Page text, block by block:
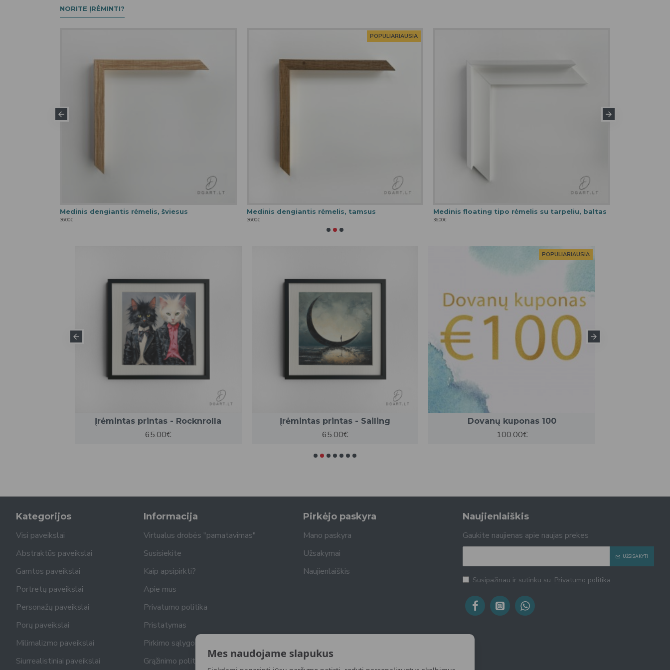
Mes naudojame slapukus
NORITE ĮRĖMINTI?
Medinis dengiantis rėmelis, šviesus
36.00€
POPULIARIAUSIA
Medinis dengiantis rėmelis, tamsus
36.00€
Medinis floating tipo rėmelis su tarpeliu, baltas
36.00€
Įrėmintas printas - Rocknrolla
65.00€
Įrėmintas printas - Sailing
65.00€
POPULIARIAUSIA
Dovanų kuponas 100
100.00€
Kategorijos
Visi paveikslai
Abstraktūs paveikslai
Gamtos paveikslai
Portretų paveikslai
Personažų paveikslai
Porų paveikslai
Milimalizmo paveikslai
Siurrealistiniai paveikslai
Informacija
Virtualus drobės "pamatavimas"
Susisiekite
Kaip apsipirkti?
Apie mus
Privatumo politika
Pristatymas
Pirkimo sąlygos
Grąžinimo politika
Pirkėjo paskyra
Mano paskyra
Užsakymai
Naujienlaiškis
Naujienlaiškis
Gaukite naujienas apie naujas prekes
UŽSISAKYTI
Susipažinau ir sutinku su Privatumo politika